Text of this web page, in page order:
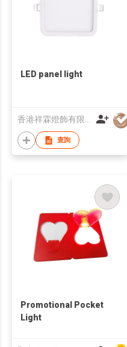
LED panel light
香港祥霖燈飾有限公司
查詢
Promotional Pocket
Light